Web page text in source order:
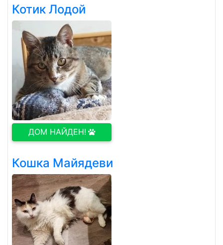
Котик Лодой
ДОМ НАЙДЕН!
Кошка Майядеви